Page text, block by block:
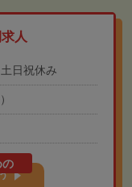
人
土日祝休み
の